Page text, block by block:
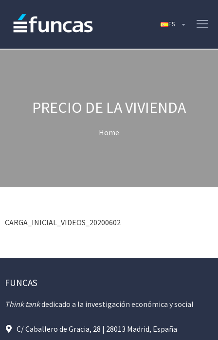
PRECIO DE LA VIVIENDA
Home
CARGA_INICIAL_VIDEOS_20200602
FUNCAS
Think tankdedicado a la investigación económica y social
C/ Caballero de Gracia, 28 | 28013 Madrid, España